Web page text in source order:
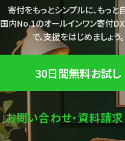
寄付をもっとシンプルに、もっと
国内No.1のオールインワン寄付
で、支援をはじめましょう。
30日間無料お試し
お問い合わせ・資料請求